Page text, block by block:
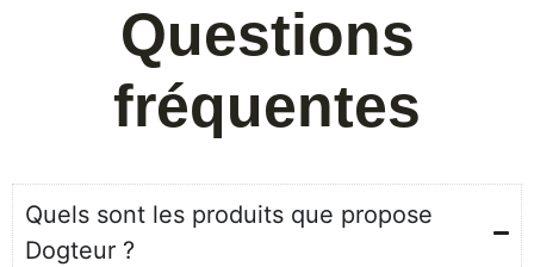
Questions
fréquentes
Quels sont les produits que propose
Dogteur ?